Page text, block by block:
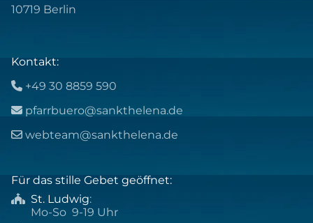
10719 Berlin
Kontakt:
 +49 30 8859 590
 pfarrbuero@sankthelena.de
 webteam@sankthelena.de
Für das stille Gebet geöffnet:
 St. Ludwig:
Mo-So 9-19 Uhr